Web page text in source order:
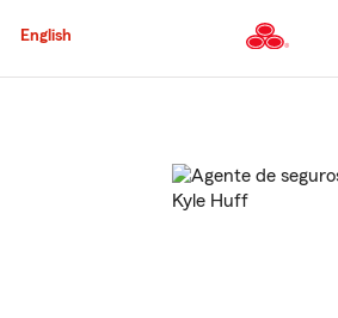
al
principal
English